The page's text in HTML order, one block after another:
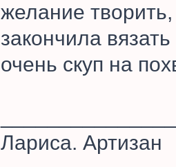
желание
закончила
очень скуп на
Лариса. Артизан